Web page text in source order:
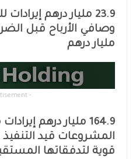
مليار درهم
-
164.9 مليار درهم
المشروعات قيد التنفيذ
قوية لتدفقاتها